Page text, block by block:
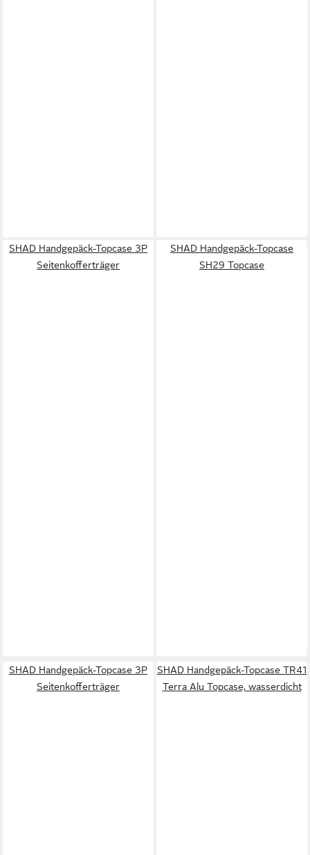
SHAD Handgepäck-Topcase 3P
Seitenkofferträger
SHAD Handgepäck-Topcase
SH29 Topcase
SHAD Handgepäck-Topcase 3P
Seitenkofferträger
SHAD Handgepäck-Topcase TR41
Terra Alu Topcase, wasserdicht